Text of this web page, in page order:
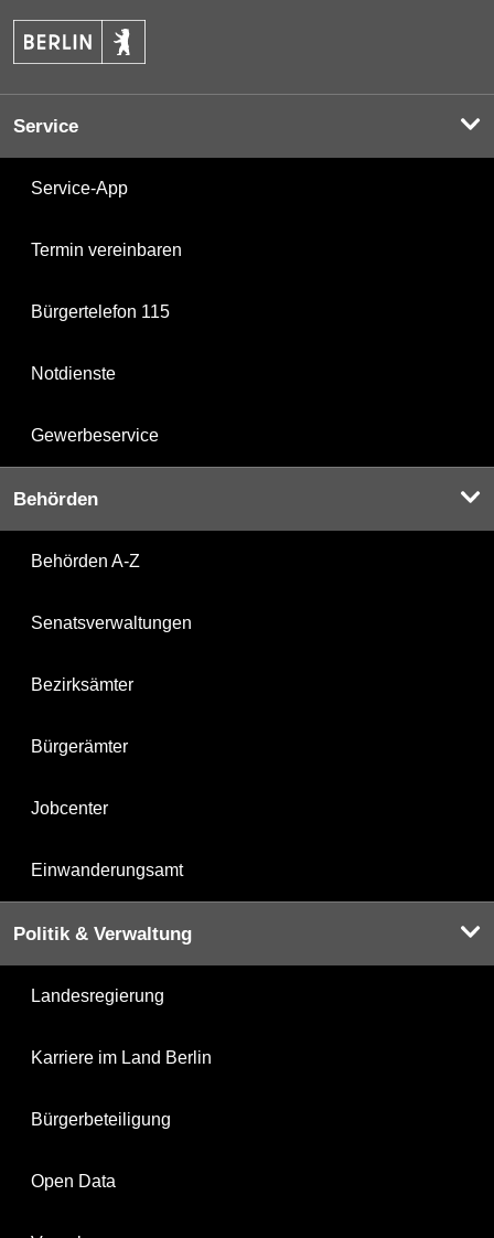
Service
Service-App
Termin vereinbaren
Bürgertelefon 115
Notdienste
Gewerbeservice
Behörden
Behörden A-Z
Senatsverwaltungen
Bezirksämter
Bürgerämter
Jobcenter
Einwanderungsamt
Politik & Verwaltung
Landesregierung
Karriere im Land Berlin
Bürgerbeteiligung
Open Data